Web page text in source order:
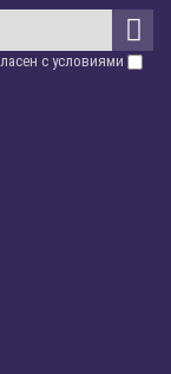
с условиями